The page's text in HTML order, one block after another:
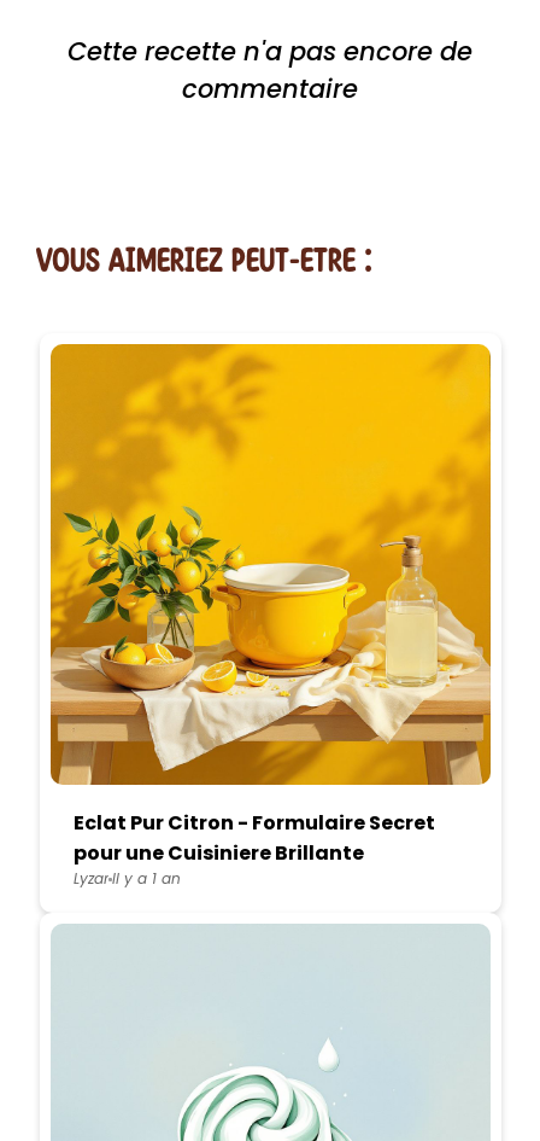
Cette recette n'a pas encore de
commentaire
vous AIMERiEZ PEUT-ETRE :
Eclat Pur Citron - Formulaire Secret
pour une Cuisiniere Brillante
LyzarIl y a 1 an